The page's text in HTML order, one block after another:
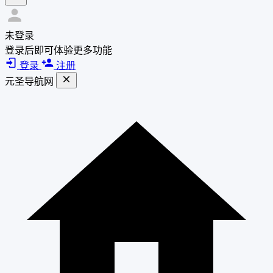
未登录
登录后即可体验更多功能
登录
注册
元圣导航网